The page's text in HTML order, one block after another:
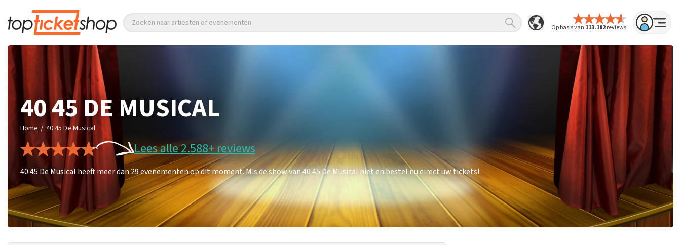
Op basis van 113.182reviews
Zoeken naar artiesten of evenementen
40 45 DE MUSICAL
Home / 40 45 De Musical
Lees alle 2.588+ reviews
40 45 De Musical heeft meer dan 29 evenementen op dit moment. Mis de show van 40 45 De Musical niet en bestel nu direct uw tickets!